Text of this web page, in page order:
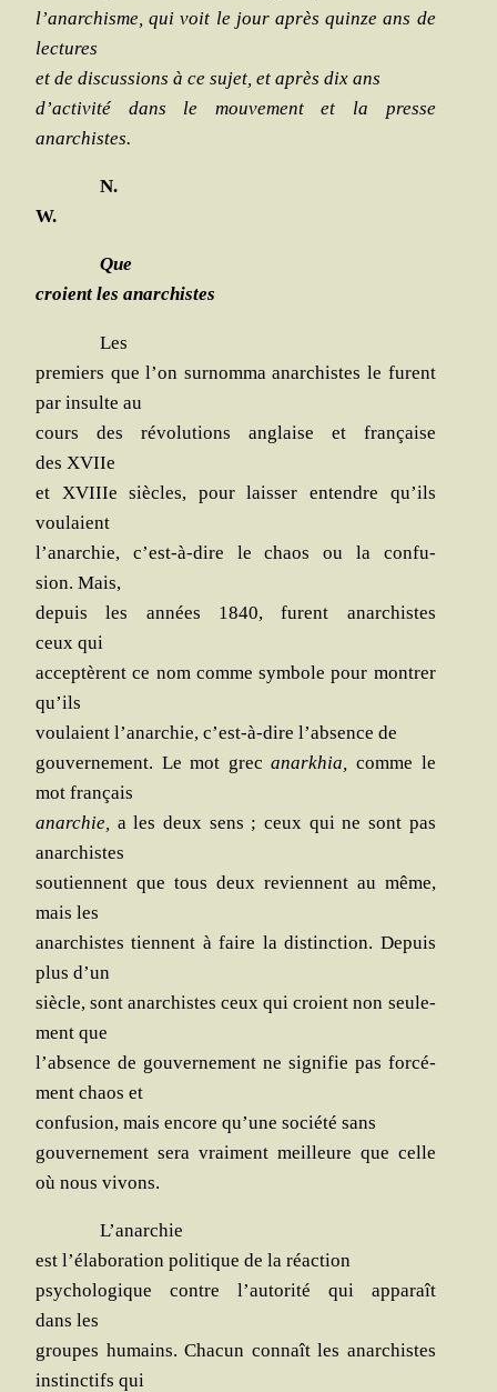
l’anarchisme, qui voit le jour après quinze ans de
lectures
et de dis­cus­sions à ce sujet, et après dix ans
d’activité dans le mou­ve­ment et la presse
anarchistes.
N.
W.
Que
croient les anarchistes
Les
pre­miers que l’on sur­nom­ma anar­chistes le furent
par insulte au
cours des révo­lu­tions anglaise et fran­çaise
des XVIIe
et XVIIIe siècles, pour lais­ser entendre qu’ils
voulaient
l’anarchie, c’est-à-dire le chaos ou la confu­
sion. Mais,
depuis les années 1840, furent anar­chistes
ceux qui
acce­ptèrent ce nom comme sym­bole pour mon­trer
qu’ils
vou­laient l’anarchie, c’est-à-dire l’absence de
gou­ver­ne­ment. Le mot grecanar­khia,
comme le
mot français
anar­chie,
a les deux sens ; ceux qui ne sont pas
anarchistes
sou­tiennent que tous deux reviennent au même,
mais les
anar­chistes tiennent à faire la dis­tinc­tion. Depuis
plus d’un
siècle, sont anar­chistes ceux qui croient non seule­
ment que
l’absence de gou­ver­ne­ment ne signi­fie pas for­cé­
ment chaos et
confu­sion, mais encore qu’une socié­té sans
gou­ver­ne­ment sera vrai­ment meilleure que celle
où nous vivons.
L’anarchie
est l’élaboration poli­tique de la réaction
psy­cho­lo­gique contre l’autorité qui appa­raît
dans les
groupes humains. Cha­cun connaît les anar­chistes
ins­tinc­tifs qui